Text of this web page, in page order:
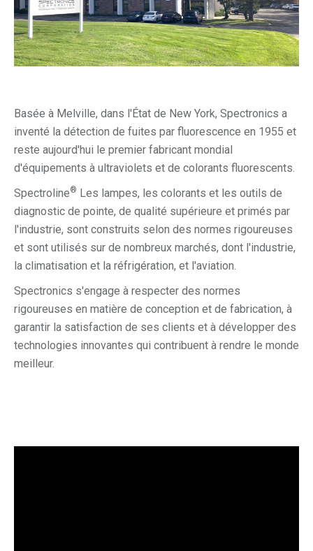
Basée à Melville, dans l'État de New York, Spectronics a
inventé la détection de fuites par fluorescence en 1955 et
reste aujourd'hui le premier fabricant mondial
d'équipements à ultraviolets et de colorants fluorescents.
Spectroline® Les lampes, les colorants et les outils de
diagnostic de pointe, de qualité supérieure et primés par
l'industrie, sont construits selon des normes rigoureuses
et sont utilisés sur de nombreux marchés, dont l'industrie,
la climatisation et la réfrigération, et l'aviation.
Spectronics s'engage à respecter des normes
rigoureuses en matière de conception et de fabrication, à
garantir la satisfaction de ses clients et à développer des
technologies innovantes qui contribuent à rendre le monde
meilleur.